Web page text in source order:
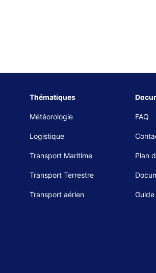
Thématiques
Météorologie
Logistique
Transport Maritime
Transport Terrestre
Transport aérien
FAQ
Plan
Guide